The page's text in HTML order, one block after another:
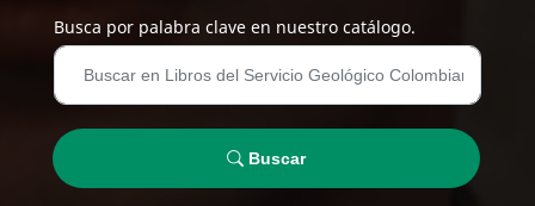
Busca por palabra clave en nuestro catálogo.
Buscar